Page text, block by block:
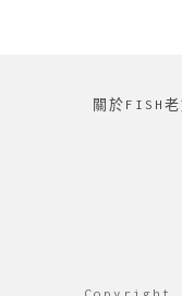
關於FISH老